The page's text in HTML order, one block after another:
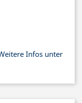
Infos unter